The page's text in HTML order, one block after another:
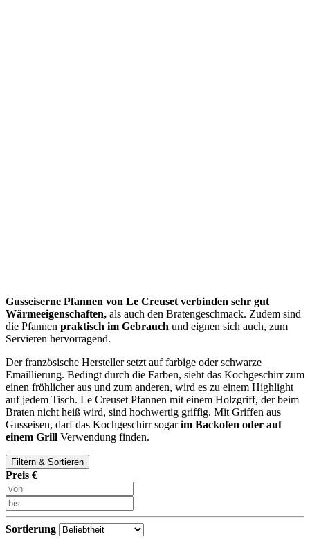
Gusseiserne Pfannen von Le Creuset verbinden sehr gut
Wärmeeigenschaften, als auch den Bratengeschmack. Zudem sind
die Pfannen praktisch im Gebrauch und eignen sich auch, zum
Servieren hervorragend.
Der französische Hersteller setzt auf farbige oder schwarze
Emaillierung. Bedingt durch die Farben, sieht das Kochgeschirr zum
einen fröhlicher aus und zum anderen, wird es zu einem Highlight
auf jedem Tisch. Le Creuset Pfannen mit einem Holzgriff, der beim
Braten nicht heiß wird, sind hochwertig griffig. Mit Griffen aus
Gusseisen, darf das Kochgeschirr sogarim Backofen oder auf
einem Grill Verwendung finden.
Filtern & Sortieren
Preis €
Sortierung